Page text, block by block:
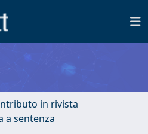
in rivista
a sentenza